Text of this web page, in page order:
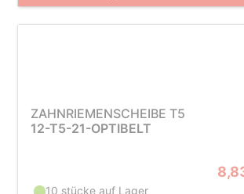
ZAHNRIEMENSCHEIBE T5
12-T5-21-OPTIBELT
10 stücke auf Lager